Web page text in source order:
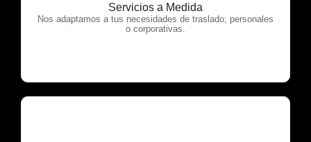
Servicios a Medida
Nos adaptamos a tus necesidades de traslado; personales
o corporativas.
OTP Servicios